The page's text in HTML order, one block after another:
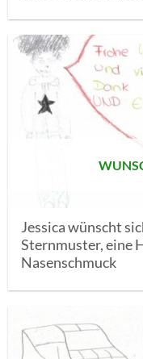
Jessica wünscht
Sternmuster, eine
Nasenschmuck